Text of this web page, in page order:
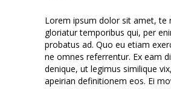
Lorem ipsum dolor sit amet, te
gloriatur temporibus qui, per
probatus ad. Quo eu etiam
ne omnes referrentur. Ex eam
denique, ut legimus similique
apeirian definitionem eos. Ei